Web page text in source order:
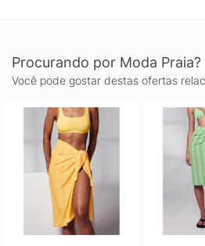
Procurando por Moda Praia?
Você pode gostar destas ofertas